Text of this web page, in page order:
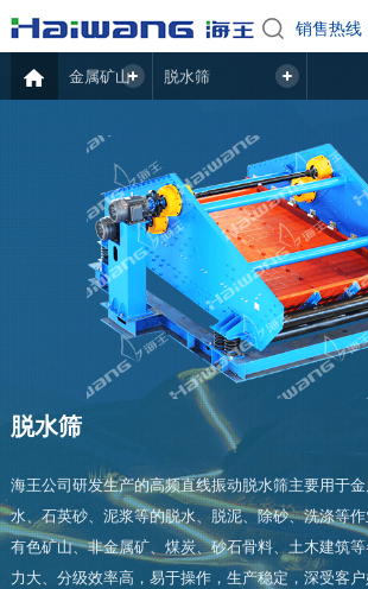
销售热
EN 
金属矿山 脱水筛
脱水筛
海王公司研发生产的高频直线振动脱水筛主要用于
水、石英砂、泥浆等的脱水、脱泥、除砂、洗涤等
有色矿山、非金属矿、煤炭、砂石骨料、土木建筑
力大、分级效率高，易于操作，生产稳定，深受客户